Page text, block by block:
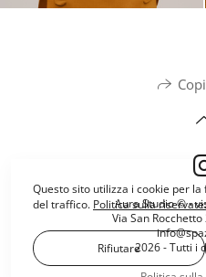
Aura Studio © -
Via San
2026 - Tutti i
Questo sito utilizza i cookie per
del traffico. Politica sulla
Rifiutare